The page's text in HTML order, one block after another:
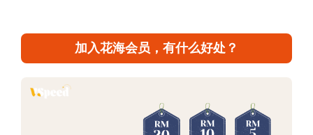
加入花海会员，有什么好处？